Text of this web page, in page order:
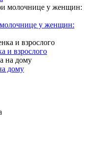
у женщин:
и взрослого
дому